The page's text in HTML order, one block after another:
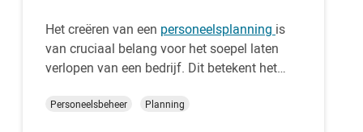
Het creëren van een personeelsplanning is
van cruciaal belang voor het soepel laten
verlopen van een bedrijf. Dit betekent het
georganiseerde schema's. Dit helpt om
Personeelsbeheer Planning